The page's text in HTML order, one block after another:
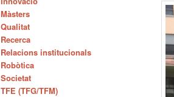
Màsters
Qualitat
Recerca
Relacions institucionals
Robòtica
Societat
TFE (TFG/TFM)